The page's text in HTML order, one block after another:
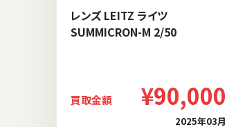
レンズ LEITZ ライツ
SUMMICRON-M 2/50
買取金額 ¥90,000
2025年03月